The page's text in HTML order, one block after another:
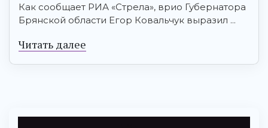
Как сообщает РИА «Стрела», врио Губернатора
Брянской области Егор Ковальчук выразил ...
Читать далее